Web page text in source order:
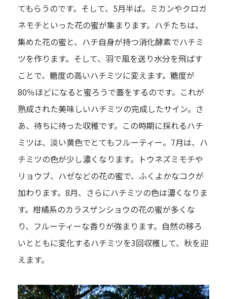
てもらうのです。そして、5月半ば。ミカンやクロガ
ネモチといった花の蜜が集まります。ハチたちは、
集めた花の蜜と、ハチ自身が持つ消化酵素でハチミ
ツを作ります。そして、羽で風を送り水分を飛ばす
ことで、糖度の高いハチミツに変えます。糖度が
80％ほどになると蜜ろうで蓋をするのです。これが
熟成された美味しいハチミツの完成したサイン。さ
あ、待ちに待った収穫です。この時期に採れるハチ
ミツは、淡い黄色でとてもフルーティー。7月は、ハ
チミツの色が少し濃くなります。トウネズミモチや
リョウブ、ハゼなどの花の蜜で、ふくよかなコクが
加わります。8月、さらにハチミツの色は濃くなりま
す。柑橘系のカラスザンショウの花の蜜が多くな
り、フルーティーな香りが強まります。自然の移ろ
いとともに変化するハチミツを3回収穫して、秋を迎
えます。